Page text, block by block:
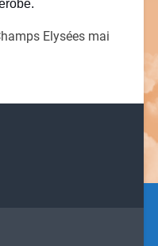
Elysées mai